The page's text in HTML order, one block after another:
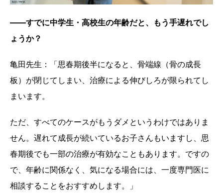
——すでに中学生・高校生の年齢だと、もう手遅れでし
ょうか？
亀田先生：「思春期後半になると、骨端線（骨の成長
板）が閉じてしまい、治療による伸びしろが限られてし
まいます。
ただ、すべてのケースがもうダメというわけではありま
せん。遅れて成長が続いているお子さんもいますし、思
春期後でも一部の治療が有効なこともあります。ですの
で、年齢に関係なく、気になる場合には、一度専門医に
相談することをおすすめします。」